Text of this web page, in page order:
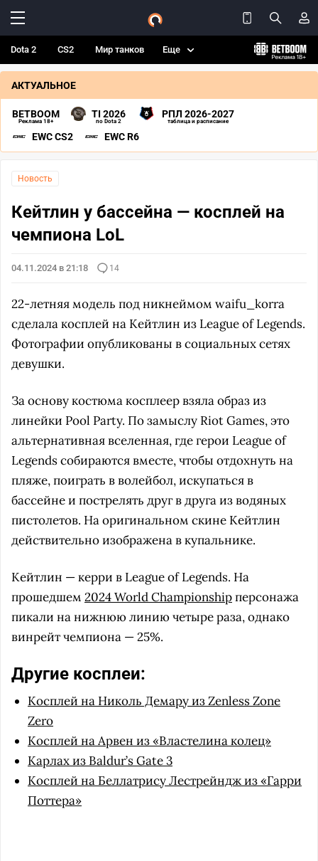
Dota 2 CS2 Мир танков Еще
АКТУАЛЬНОЕ
BETBOOM
Реклама 18+
TI 2026
по Dota 2
РПЛ 2026-2027
таблица и расписание
EWC CS2 EWC R6
Новость
Кейтлин у бассейна — косплей на
чемпиона LoL
04.11.2024 в 21:18 14
22-летняя модель под никнеймом waifu_korra
сделала косплей на Кейтлин из League of Legends.
Фотографии опубликованы в социальных сетях
девушки.
За основу костюма косплеер взяла образ из
линейки Pool Party. По замыслу Riot Games, это
альтернативная вселенная, где герои League of
Legends собираются вместе, чтобы отдохнуть на
пляже, поиграть в волейбол, искупаться в
бассейне и пострелять друг в друга из водяных
пистолетов. На оригинальном скине Кейтлин
действительно изображена в купальнике.
Кейтлин — керри в League of Legends. На
прошедшем 2024 World Championshipперсонажа
пикали на нижнюю линию четыре раза, однако
винрейт чемпиона — 25%.
Другие косплеи:
Косплей на Николь Демару из Zenless Zone
Zero
Косплей на Арвен из «Властелина колец»
Карлах из Baldur’s Gate 3
Косплей на Беллатрису Лестрейндж из «Гарри
Поттера»